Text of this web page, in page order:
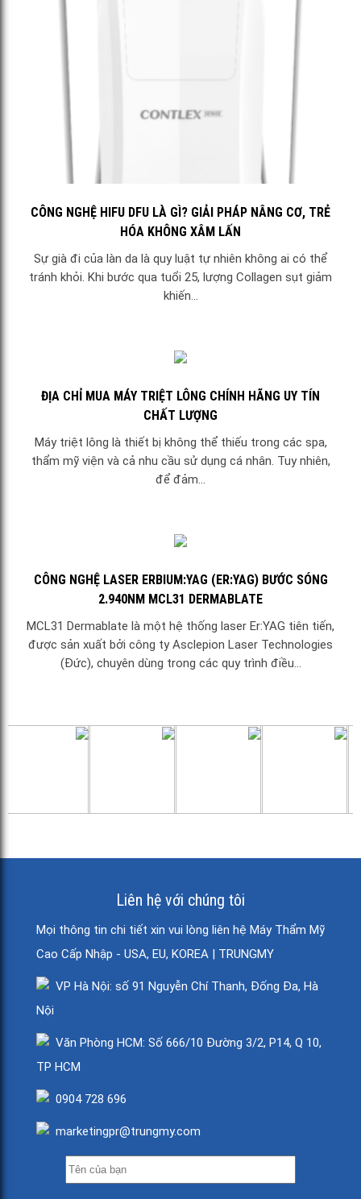
CÔNG NGHỆ HIFU DFU LÀ GÌ? GIẢI PHÁP NÂNG CƠ, TRẺ
HÓA KHÔNG XÂM LẤN
Sự già đi của làn da là quy luật tự nhiên không ai có thể
tránh khỏi. Khi bước qua tuổi 25, lượng Collagen sụt giảm
khiến...
ĐỊA CHỈ MUA MÁY TRIỆT LÔNG CHÍNH HÃNG UY TÍN
CHẤT LƯỢNG
Máy triệt lông là thiết bị không thể thiếu trong các spa,
thẩm mỹ viện và cả nhu cầu sử dụng cá nhân. Tuy nhiên,
để đảm...
CÔNG NGHỆ LASER ERBIUM:YAG (ER:YAG) BƯỚC SÓNG
2.940NM MCL31 DERMABLATE
MCL31 Dermablate là một hệ thống laser Er:YAG tiên tiến,
được sản xuất bởi công ty Asclepion Laser Technologies
(Đức), chuyên dùng trong các quy trình điều...
Liên hệ với chúng tôi
Mọi thông tin chi tiết xin vui lòng liên hệ Máy Thẩm Mỹ
Cao Cấp Nhập - USA, EU, KOREA | TRUNGMY
VP Hà Nội: số 91 Nguyễn Chí Thanh, Đống Đa, Hà
Nội
Văn Phòng HCM: Số 666/10 Đường 3/2, P14, Q 10,
TP HCM
0904 728 696
marketingpr@trungmy.com